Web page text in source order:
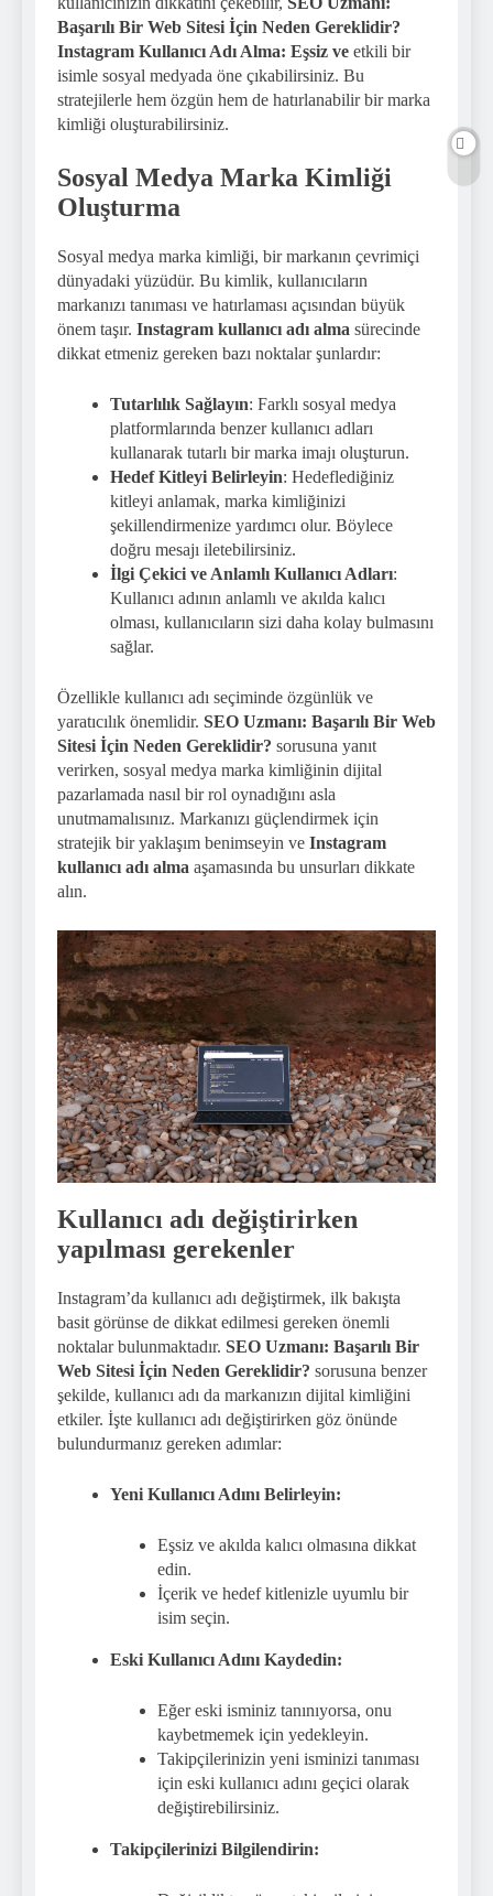
Başarılı Bir Web Sitesi İçin Neden Gereklidir?
Instagram Kullanıcı Adı Alma: Eşsiz ve etkili bir
isimle sosyal medyada öne çıkabilirsiniz. Bu
stratejilerle hem özgün hem de hatırlanabilir bir marka
kimliği oluşturabilirsiniz.
Sosyal Medya Marka Kimliği
Oluşturma
Sosyal medya marka kimliği, bir markanın çevrimiçi
dünyadaki yüzüdür. Bu kimlik, kullanıcıların
markanızı tanıması ve hatırlaması açısından büyük
önem taşır. Instagram kullanıcı adı alma sürecinde
dikkat etmeniz gereken bazı noktalar şunlardır:
Tutarlılık Sağlayın: Farklı sosyal medya
platformlarında benzer kullanıcı adları
kullanarak tutarlı bir marka imajı oluşturun.
Hedef Kitleyi Belirleyin: Hedeflediğiniz
kitleyi anlamak, marka kimliğinizi
şekillendirmenize yardımcı olur. Böylece
doğru mesajı iletebilirsiniz.
İlgi Çekici ve Anlamlı Kullanıcı Adları:
Kullanıcı adının anlamlı ve akılda kalıcı
olması, kullanıcıların sizi daha kolay bulmasını
sağlar.
Özellikle kullanıcı adı seçiminde özgünlük ve
yaratıcılık önemlidir. SEO Uzmanı: Başarılı Bir Web
Sitesi İçin Neden Gereklidir? sorusuna yanıt
verirken, sosyal medya marka kimliğinin dijital
pazarlamada nasıl bir rol oynadığını asla
unutmamalısınız. Markanızı güçlendirmek için
stratejik bir yaklaşım benimseyin ve Instagram
kullanıcı adı alma aşamasında bu unsurları dikkate
alın.
Kullanıcı adı değiştirirken
yapılması gerekenler
Instagram’da kullanıcı adı değiştirmek, ilk bakışta
basit görünse de dikkat edilmesi gereken önemli
noktalar bulunmaktadır. SEO Uzmanı: Başarılı Bir
Web Sitesi İçin Neden Gereklidir? sorusuna benzer
şekilde, kullanıcı adı da markanızın dijital kimliğini
etkiler. İşte kullanıcı adı değiştirirken göz önünde
bulundurmanız gereken adımlar:
Yeni Kullanıcı Adını Belirleyin:
Eşsiz ve akılda kalıcı olmasına dikkat
edin.
İçerik ve hedef kitlenizle uyumlu bir
isim seçin.
Eski Kullanıcı Adını Kaydedin:
Eğer eski isminiz tanınıyorsa, onu
kaybetmemek için yedekleyin.
Takipçilerinizin yeni isminizi tanıması
için eski kullanıcı adını geçici olarak
değiştirebilirsiniz.
Takipçilerinizi Bilgilendirin: